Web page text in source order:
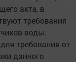
акта, в
требования
воды.
требования от
данного